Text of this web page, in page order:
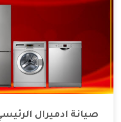
صيانة ادميرال